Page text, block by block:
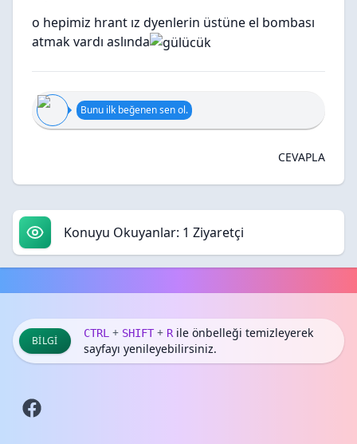
o hepimiz hrant ız dyenlerin üstüne el bombası
atmak vardı aslında
Bunu ilk beğenen sen ol.
CEVAPLA
Konuyu Okuyanlar: 1 Ziyaretçi
BILGI
CTRL + SHIFT + Rile önbelleği temizleyerek
sayfayı yenileyebilirsiniz.